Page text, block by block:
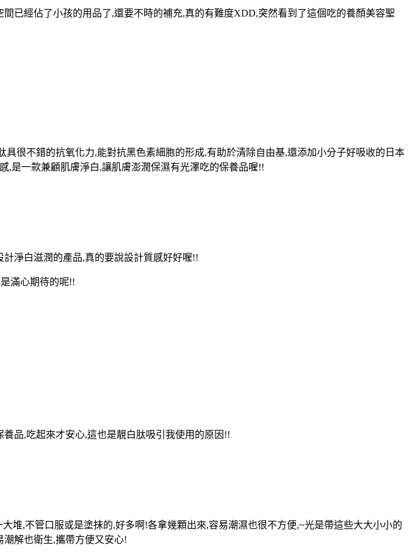
已經佔了小孩的用品了,還要不時的補充,真的有難度XDD,突然看到了這個吃的養顏美容聖
很不錯的抗氧化力,能對抗黑色素細胞的形成,有助於清除自由基,還添加小分子好吸收的日本
,是一款兼顧肌膚淨白,讓肌膚澎潤保濕有光澤吃的保養品喔!!
淨白滋潤的產品,真的要說設計質感好好喔!!
滿心期待的呢!!
品,吃起來才安心,這也是靚白肽吸引我使用的原因!!
堆,不管口服或是塗抹的,好多啊!各拿幾顆出來,容易潮濕也很不方便,~光是帶這些大大小小的
解也衛生,攜帶方便又安心!